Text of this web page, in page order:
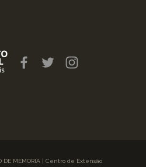
DE MEMORIA | Centro de Extensão